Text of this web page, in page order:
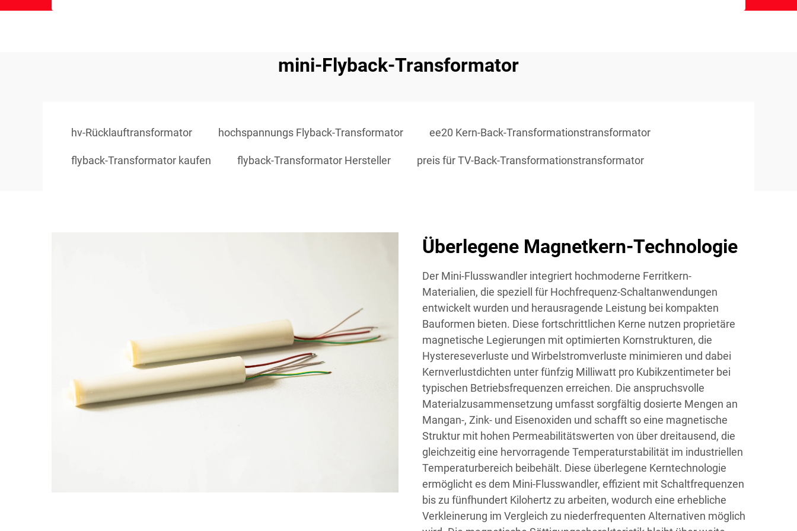
mini-Flyback-Transformator
hv-Rücklauftransformator hochspannungs Flyback-Transformator ee20 Kern-Back-Transformationstransformator
flyback-Transformator kaufen flyback-Transformator Hersteller preis für TV-Back-Transformationstransformator
Überlegene Magnetkern-Technologie
Der Mini-Flusswandler integriert hochmoderne Ferritkern-
Materialien, die speziell für Hochfrequenz-Schaltanwendungen
entwickelt wurden und herausragende Leistung bei kompakten
Bauformen bieten. Diese fortschrittlichen Kerne nutzen proprietäre
magnetische Legierungen mit optimierten Kornstrukturen, die
Hystereseverluste und Wirbelstromverluste minimieren und dabei
Kernverlustdichten unter fünfzig Milliwatt pro Kubikzentimeter bei
typischen Betriebsfrequenzen erreichen. Die anspruchsvolle
Materialzusammensetzung umfasst sorgfältig dosierte Mengen an
Mangan-, Zink- und Eisenoxiden und schafft so eine magnetische
Struktur mit hohen Permeabilitätswerten von über dreitausend, die
gleichzeitig eine hervorragende Temperaturstabilität im industriellen
Temperaturbereich beibehält. Diese überlegene Kerntechnologie
ermöglicht es dem Mini-Flusswandler, effizient mit Schaltfrequenzen
bis zu fünfhundert Kilohertz zu arbeiten, wodurch eine erhebliche
Verkleinerung im Vergleich zu niederfrequenten Alternativen möglich